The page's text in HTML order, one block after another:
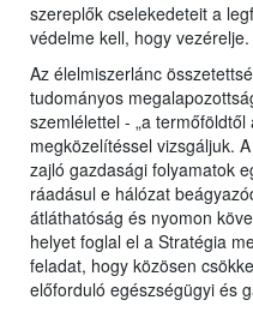
szereplők cselekedeteit a
védelme kell, hogy vezérelje.
Az élelmiszerlánc
tudományos
szemlélettel - „a
megközelítéssel vizsgáljuk.
zajló gazdasági folyamatok
ráadásul e hálózat
átláthatóság és nyomon
helyet foglal el a Stratégia
feladat, hogy közösen
előforduló egészségügyi és